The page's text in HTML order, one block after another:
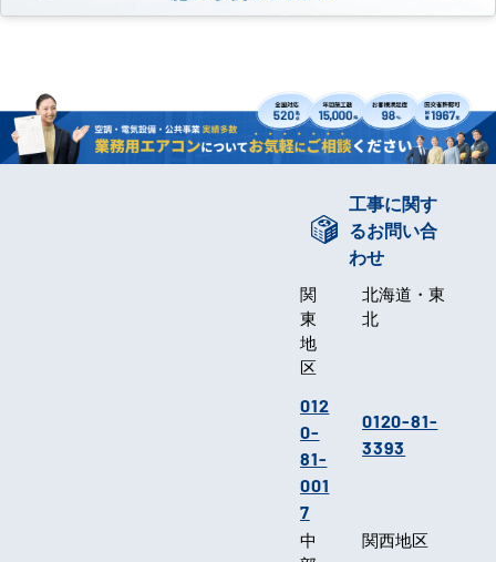
工事に関す
るお問い合
わせ
関
東
地
区
012
0-
81-
001
7
北海道・東
北
0120-81-
3393
中
関西地区